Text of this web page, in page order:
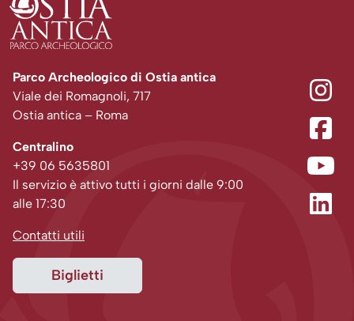
Parco Archeologico di Ostia antica
Viale dei Romagnoli, 717
Ostia antica – Roma
Centralino
+39 06 5635801
Il servizio è attivo tutti i giorni dalle 9:00
alle 17:30
Contatti utili
Biglietti